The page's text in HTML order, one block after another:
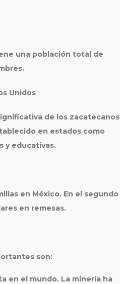
una población total de
Unidos
de los zacatecanos
en estados como
y educativas.
en México. En el segundo
en remesas.
son:
en el mundo. La minería ha